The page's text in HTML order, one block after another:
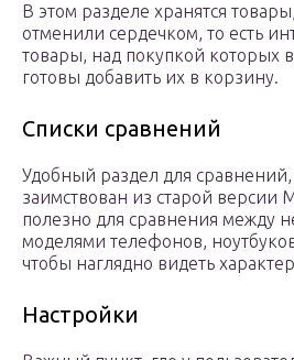
В этом разделе хранятся
отменили сердечком, то есть
товары, над покупкой которых
готовы добавить их в корзину.
Списки сравнений
Удобный раздел для
заимствован из старой версии
полезно для сравнения между
моделями телефонов,
чтобы наглядно видеть
Настройки